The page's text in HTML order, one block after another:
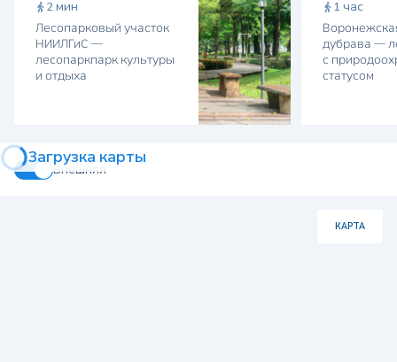
2 мин
Лесопарковый участок
НИИЛГиС —
лесопаркпарк культуры
и отдыха
1 час
дубрава —
с
статусом
Загрузка карты
КАРТА
Внешняя